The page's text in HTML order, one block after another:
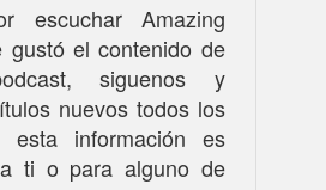
escuchar Amazing
gustó el contenido de
siguenos y
nuevos todos los
esta información es
ti o para alguno de